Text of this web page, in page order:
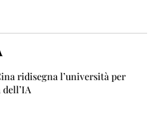
ridisegna l’università per
dell’IA